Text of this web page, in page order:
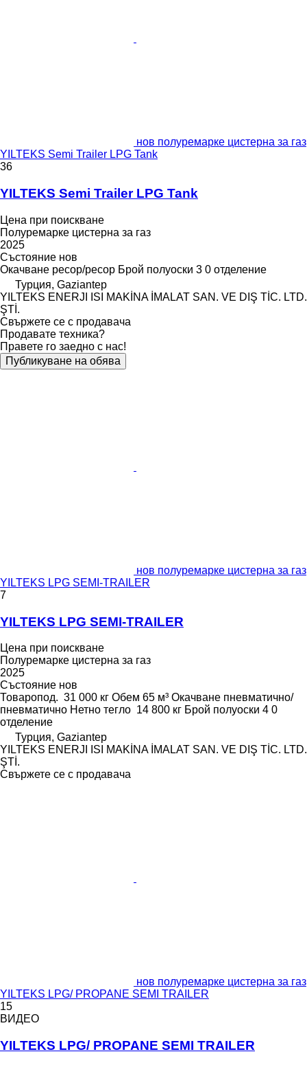
нов полуремарке цистерна за газ
YILTEKS Semi Trailer LPG Tank
36
YILTEKS Semi Trailer LPG Tank
Цена при поискване
Полуремарке цистерна за газ
2025
Състояние нов
Окачване ресор/ресор Брой полуоски 3 0 отделение
Турция, Gaziantep
YILTEKS ENERJI ISI MAKİNA İMALAT SAN. VE DIŞ TİC. LTD.
ŞTİ.
Свържете се с продавача
Продавате техника?
Правете го заедно с нас!
Публикуване на обява
нов полуремарке цистерна за газ
YILTEKS LPG SEMI-TRAILER
7
YILTEKS LPG SEMI-TRAILER
Цена при поискване
Полуремарке цистерна за газ
2025
Състояние нов
Товаропод. 31 000 кг Обем 65 м³ Окачване пневматично/
пневматично Нетно тегло 14 800 кг Брой полуоски 4 0
отделение
Турция, Gaziantep
YILTEKS ENERJI ISI MAKİNA İMALAT SAN. VE DIŞ TİC. LTD.
ŞTİ.
Свържете се с продавача
нов полуремарке цистерна за газ
YILTEKS LPG/ PROPANE SEMI TRAILER
15
ВИДЕО
YILTEKS LPG/ PROPANE SEMI TRAILER